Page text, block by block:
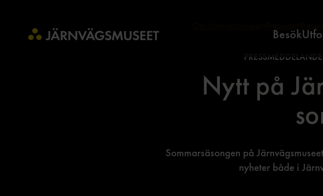
Besök
Nytt på
Sommarsäsongen på
nyheter både i